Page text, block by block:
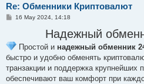
Re: Обменники Криптовалют
P16 May 2024, 14:18
Надежный
Простой и надежный обменник
быстро и удобно обменять
транзакции и поддержка крупнейших
обеспечивают ваш комфорт при